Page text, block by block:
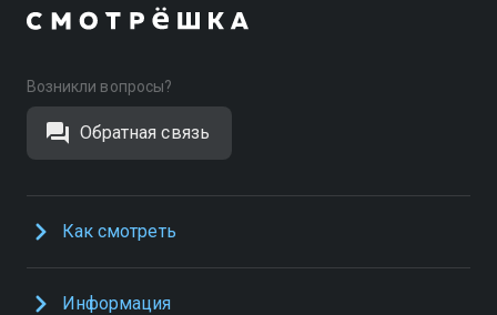
Возникли вопросы?
Обратная связь
Как смотреть
Информация